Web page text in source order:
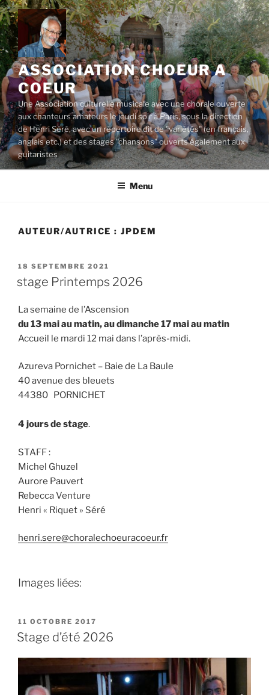
Aller
au
contenu
principal
ASSOCIATION CHOEUR A
COEUR
Une Association culturelle musicale avec une chorale ouverte
aux chanteurs amateurs le jeudi soir à Paris, sous la direction
de Henri Séré, avec un répertoire dit de "variétés" (en français,
anglais etc.) et des stages "chansons" ouverts également aux
guitaristes
Menu
AUTEUR/AUTRICE :JPDEM
PUBLIÉ
LE
18 SEPTEMBRE 2021
stage Printemps 2026
La semaine de l’Ascension
du 13 mai au matin, au dimanche 17 mai au matin
Accueil le mardi 12 mai dans l’après-midi.
Azureva Pornichet – Baie de La Baule
40 avenue des bleuets
44380 PORNICHET
4 jours de stage.
STAFF :
Michel Ghuzel
Aurore Pauvert
Rebecca Venture
Henri « Riquet » Séré
henri.sere@choralechoeuracoeur.fr
Images liées:
PUBLIÉ
LE
11 OCTOBRE 2017
Stage d’été 2026